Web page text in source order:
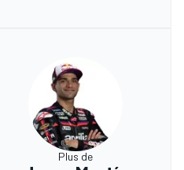
Plus de